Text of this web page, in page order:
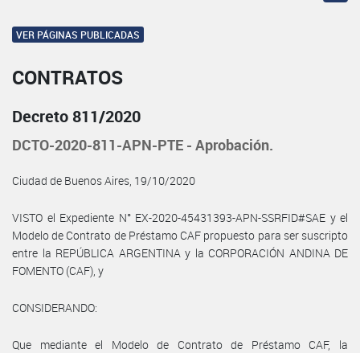
VER PÁGINAS PUBLICADAS
CONTRATOS
Decreto 811/2020
DCTO-2020-811-APN-PTE - Aprobación.
Ciudad de Buenos Aires, 19/10/2020
VISTO el Expediente N° EX-2020-45431393-APN-SSRFID#SAE y el
Modelo de Contrato de Préstamo CAF propuesto para ser suscripto
entre la REPÚBLICA ARGENTINA y la CORPORACIÓN ANDINA DE
FOMENTO (CAF), y
CONSIDERANDO:
Que mediante el Modelo de Contrato de Préstamo CAF, la